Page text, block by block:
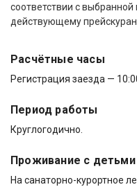
соответствии с
действующему
Расчётные часы
Регистрация заезда —
Период работы
Круглогодично.
Проживание с детьми
На санаторно-курортное